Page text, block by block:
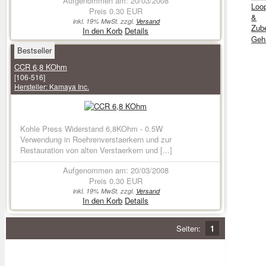
Preis 0.30 EUR
inkl. 19% MwSt. zzgl. Versand
In den Korb Details
Bestseller
CCR 6,8 KOhm
[106-516]
Hersteller: Kamaya Inc.
Kohle Press Widerstand 6,8KOhm - 0.5W
Verwendung in Roehrenverstaerkern und zur
Restauration von alten Verstaerkern und [...]
Aufgenommen am: 20/03/2008
Preis 0.30 EUR
inkl. 19% MwSt. zzgl. Versand
In den Korb Details
Seiten: 1
&